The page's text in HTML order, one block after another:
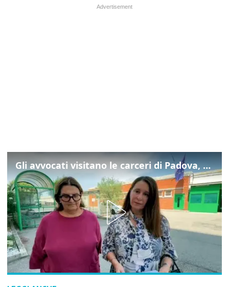
Gli avvocati visitano le carceri di Padova, ecco cosa hanno trovato